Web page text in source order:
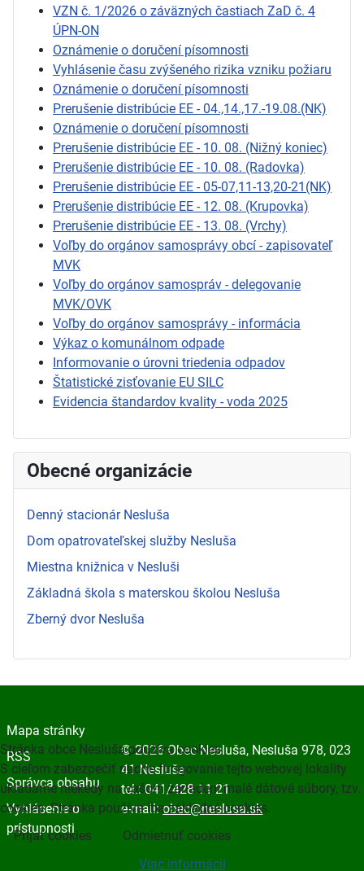
VZN č. 1/2026 o záväzných častiach ZaD č. 4
ÚPN-ON
Oznámenie o doručení písomnosti
Vyhlásenie času zvýšeného rizika vzniku požiaru
Oznámenie o doručení písomnosti
Prerušenie distribúcie EE - 04.,14.,17.-19.08.(NK)
Oznámenie o doručení písomnosti
Prerušenie distribúcie EE - 10. 08. (Nižný koniec)
Prerušenie distribúcie EE - 10. 08. (Radovka)
Prerušenie distribúcie EE - 05-07,11-13,20-21(NK)
Prerušenie distribúcie EE - 12. 08. (Krupovka)
Prerušenie distribúcie EE - 13. 08. (Vrchy)
Voľby do orgánov samosprávy obcí - zapisovateľ
MVK
Voľby do orgánov samospráv - delegovanie
MVK/OVK
Voľby do orgánov samosprávy - informácia
Výkaz o komunálnom odpade
Informovanie o úrovni triedenia odpadov
Štatistické zisťovanie EU SILC
Evidencia štandardov kvality - voda 2025
Obecné organizácie
Denný stacionár Nesluša
Dom opatrovateľskej služby Nesluša
Miestna knižnica v Nesluši
Základná škola s materskou školou Nesluša
Zberný dvor Nesluša
Mapa stránky
RSS
Správca obsahu
Vyhlásenie o
prístupnosti
© 2026 Obec Nesluša, Nesluša 978, 023
41 Nesluša
tel.: 041/428 11 21
e-mail:obec@neslusa.sk
Stránka obce Nesluša používa cookies
S cieľom zabezpečiť riadne fungovanie tejto webovej lokality
ukladáme niekedy na vašom zariadení malé dátové súbory, tzv.
cookies. Stránka používa iba základné cookies.
Prijať cookies
Odmietnuť cookies
Viac informácií